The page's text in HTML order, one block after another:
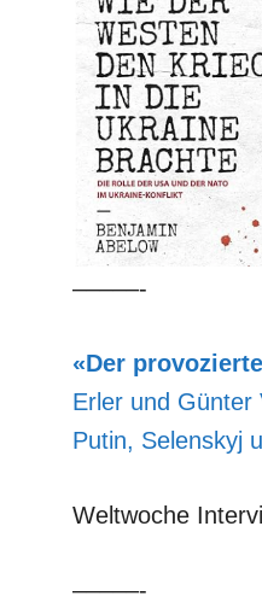
–––––-
«Der
Erler und Günter
Putin, Selenskyj
Weltwoche
–––––-